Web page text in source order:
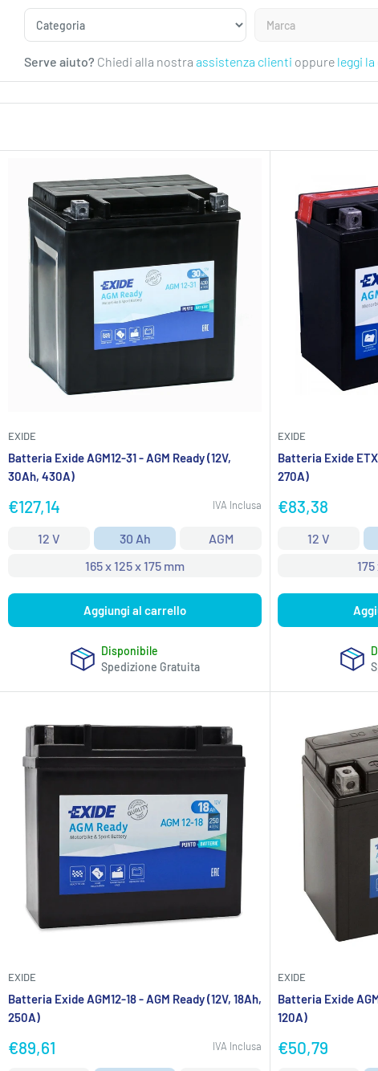
Serve aiuto? Chiedi alla nostra assistenza clienti oppure leggi
EXIDE
Batteria Exide AGM12-31 - AGM Ready (12V,
30Ah, 430A)
Prezzo
€127,14 IVA Inclusa
30 Ah
12 V
AGM
165 x 125 x 175 mm
Aggiungi al carrello
Disponibile
Spedizione Gratuita
EXIDE
Batteria Exide
270A)
Prezzo
€83,38
12 V
EXIDE
Batteria Exide AGM12-18 - AGM Ready (12V, 18Ah,
250A)
Prezzo
€89,61 IVA Inclusa
EXIDE
Batteria Exide
120A)
Prezzo
€50,79